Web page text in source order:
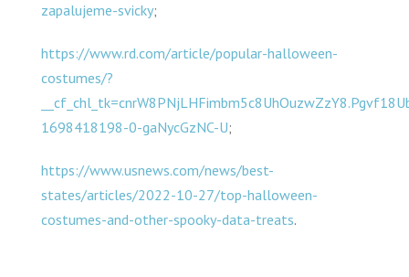
zapalujeme-svicky;
https://www.rd.com/article/popular-halloween-
costumes/?
1698418198-0-gaNycGzNC-U;
https://www.usnews.com/news/best-
states/articles/2022-10-27/top-halloween-
costumes-and-other-spooky-data-treats.